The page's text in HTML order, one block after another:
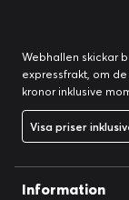
Webhallen skickar
expressfrakt, om
kronor inklusive
Visa priser
Information